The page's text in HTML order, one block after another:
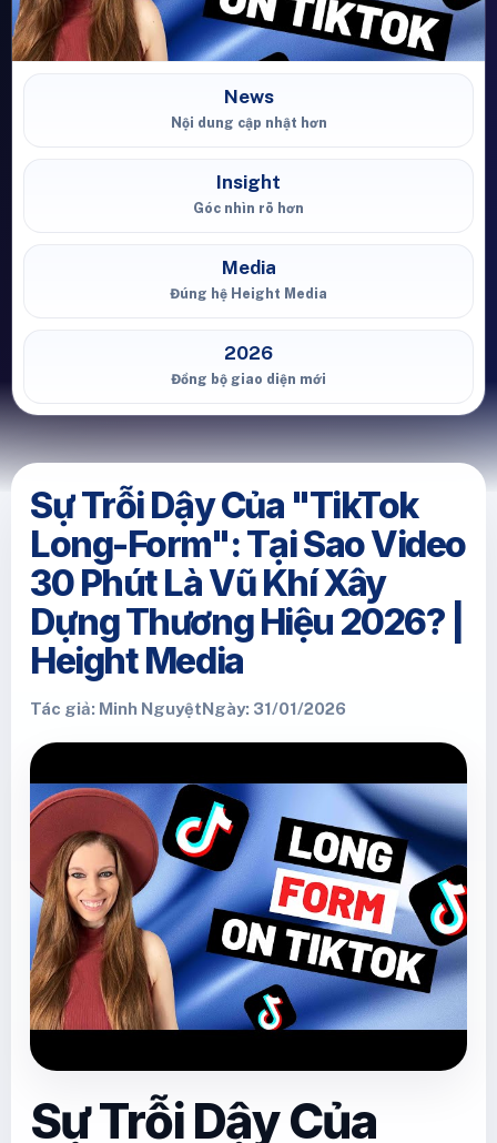
News
Nội dung cập nhật hơn
Insight
Góc nhìn rõ hơn
Media
Đúng hệ Height Media
2026
Đồng bộ giao diện mới
Sự Trỗi Dậy Của "TikTok
Long-Form": Tại Sao Video
30 Phút Là Vũ Khí Xây
Dựng Thương Hiệu 2026? |
Height Media
Tác giả: Minh NguyệtNgày: 31/01/2026
Sự Trỗi Dậy Của